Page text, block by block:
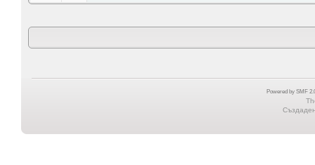
Powered by SMF